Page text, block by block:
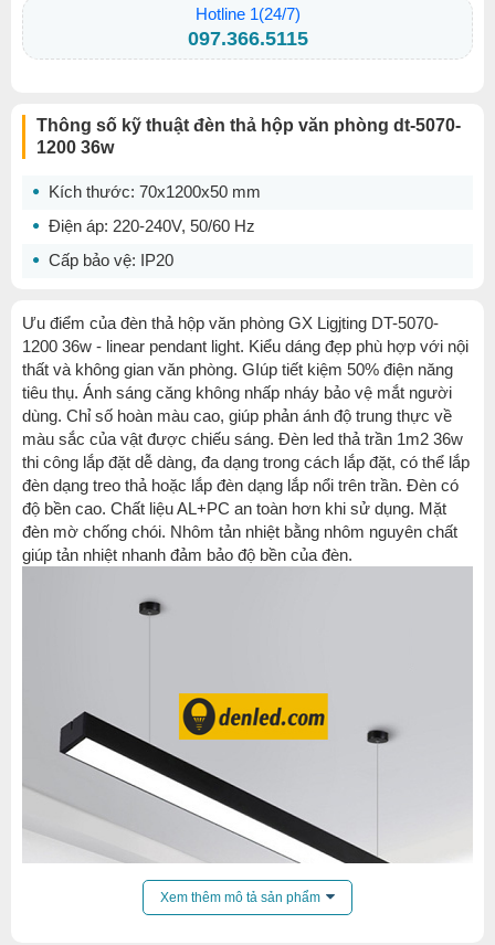
Hotline 1(24/7)
097.366.5115
Thông số kỹ thuật đèn thả hộp văn phòng dt-5070-
1200 36w
Kích thước: 70x1200x50 mm
Điện áp: 220-240V, 50/60 Hz
Cấp bảo vệ: IP20
Ưu điểm của đèn thả hộp văn phòng GX Ligjting DT-5070-
1200 36w - linear pendant light. Kiểu dáng đẹp phù hợp với nội
thất và không gian văn phòng. GIúp tiết kiệm 50% điện năng
tiêu thụ. Ánh sáng căng không nhấp nháy bảo vệ mắt người
dùng. Chỉ số hoàn màu cao, giúp phản ánh độ trung thực về
màu sắc của vật được chiếu sáng. Đèn led thả trần 1m2 36w
thi công lắp đặt dễ dàng, đa dạng trong cách lắp đặt, có thể lắp
đèn dạng treo thả hoặc lắp đèn dạng lắp nổi trên trần. Đèn có
độ bền cao. Chất liệu AL+PC an toàn hơn khi sử dụng. Mặt
đèn mờ chống chói. Nhôm tản nhiệt bằng nhôm nguyên chất
giúp tản nhiệt nhanh đảm bảo độ bền của đèn.
Xem thêm mô tả sản phẩm